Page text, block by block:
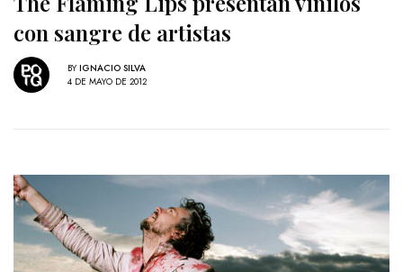
con sangre de artistas
BY IGNACIO SILVA
4 DE MAYO DE 2012